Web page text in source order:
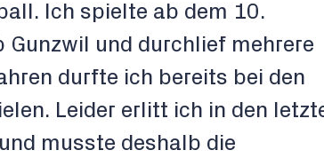
Ich spielte ab dem 10.
und durchlief mehrere
durfte ich bereits bei den
Leider erlitt ich in den
musste deshalb die